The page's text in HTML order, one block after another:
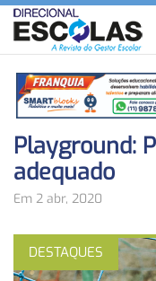
Playground:
adequado
Em 2 abr, 2020
DESTAQUES